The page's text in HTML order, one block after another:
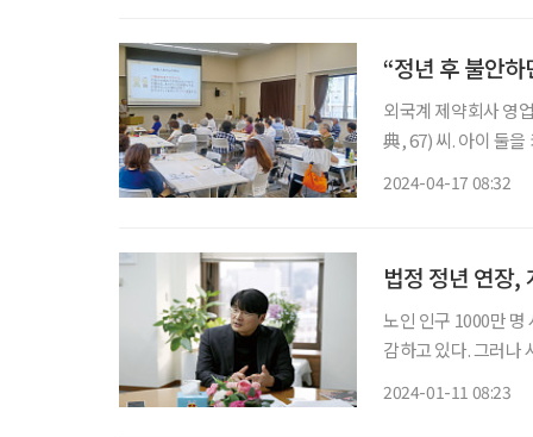
“정년 후 불안
외국계 제약회사 영
典, 67) 씨. 아이 둘
2024-04-17 08:32
법정 정년 연장
노인 인구 1000만 명
감하고 있다. 그러나
2024-01-11 08:23